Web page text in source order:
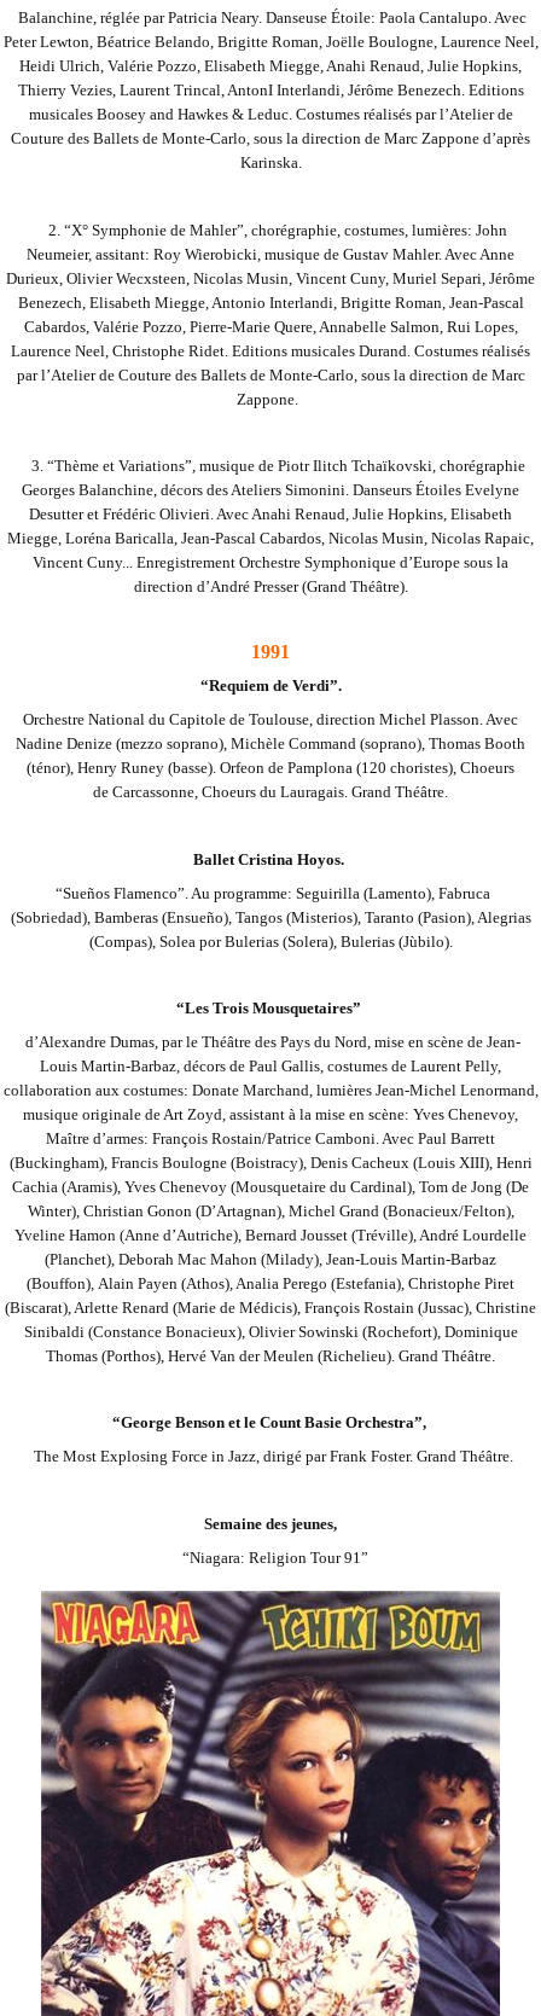
Balanchine, réglée par Patricia Neary. Danseuse Étoile: Paola Cantalupo. Avec
Peter Lewton, Béatrice Belando, Brigitte Roman, Joëlle Boulogne, Laurence Neel,
Heidi Ulrich, Valérie Pozzo, Elisabeth Miegge, Anahi Renaud, Julie Hopkins,
Thierry Vezies, Laurent Trincal, AntonI Interlandi, Jérôme Benezech. Editions
musicales Boosey and Hawkes & Leduc. Costumes réalisés par l’Atelier de
Couture des Ballets de Monte-Carlo, sous la direction de Marc Zappone d’après
Karinska.
2. “X° Symphonie de Mahler”, chorégraphie, costumes, lumières: John
Neumeier, assitant: Roy Wierobicki, musique de Gustav Mahler. Avec Anne
Durieux, Olivier Wecxsteen, Nicolas Musin, Vincent Cuny, Muriel Separi, Jérôme
Benezech, Elisabeth Miegge, Antonio Interlandi, Brigitte Roman, Jean-Pascal
Cabardos, Valérie Pozzo, Pierre-Marie Quere, Annabelle Salmon, Rui Lopes,
Laurence Neel, Christophe Ridet. Editions musicales Durand. Costumes réalisés
par l’Atelier de Couture des Ballets de Monte-Carlo, sous la direction de Marc
Zappone.
3. “Thème et Variations”, musique de Piotr Ilitch Tchaïkovski, chorégraphie
Georges Balanchine, décors des Ateliers Simonini. Danseurs Étoiles Evelyne
Desutter et Frédéric Olivieri. Avec Anahi Renaud, Julie Hopkins, Elisabeth
Miegge, Loréna Baricalla, Jean-Pascal Cabardos, Nicolas Musin, Nicolas Rapaic,
Vincent Cuny... Enregistrement Orchestre Symphonique d’Europe sous la
direction d’André Presser (Grand Théâtre).
1991
“Requiem de Verdi”.
Orchestre National du Capitole de Toulouse, direction Michel Plasson. Avec
Nadine Denize (mezzo soprano), Michèle Command (soprano), Thomas Booth
(ténor), Henry Runey (basse). Orfeon de Pamplona (120 choristes), Choeurs
de Carcassonne, Choeurs du Lauragais. Grand Théâtre.
Ballet Cristina Hoyos.
“Sueños Flamenco”. Au programme: Seguirilla (Lamento), Fabruca
(Sobriedad), Bamberas (Ensueño), Tangos (Misterios), Taranto (Pasion), Alegrias
(Compas), Solea porBulerias (Solera), Bulerias (Jùbilo).
“Les Trois Mousquetaires”
d’Alexandre Dumas, par le Théâtre des Pays du Nord, mise en scène de Jean-
Louis Martin-Barbaz, décors de Paul Gallis, costumes de Laurent Pelly,
collaboration auxcostumes: Donate Marchand, lumières Jean-Michel Lenormand,
musique originale de Art Zoyd, assistant à la mise en scène: Yves Chenevoy,
Maître d’armes: François Rostain/Patrice Camboni. Avec Paul Barrett
(Buckingham), Francis Boulogne (Boistracy),Denis Cacheux (Louis XIII), Henri
Cachia (Aramis), Yves Chenevoy (Mousquetaire du Cardinal), Tom de Jong (De
Winter), Christian Gonon (D’Artagnan), Michel Grand(Bonacieux/Felton),
Yveline Hamon (Anne d’Autriche), Bernard Jousset (Tréville), André Lourdelle
(Planchet), Deborah Mac Mahon (Milady), Jean-Louis Martin-Barbaz
(Bouffon), Alain Payen (Athos), Analia Perego (Estefania), Christophe Piret
(Biscarat), Arlette Renard (Marie de Médicis), François Rostain (Jussac), Christine
Sinibaldi (ConstanceBonacieux), Olivier Sowinski (Rochefort), Dominique
Thomas (Porthos), Hervé Van derMeulen (Richelieu). Grand Théâtre.
“George Benson et le Count Basie Orchestra”,
The Most Explosing Force in Jazz, dirigé par Frank Foster. Grand Théâtre.
Semaine des jeunes,
“Niagara: Religion Tour 91”